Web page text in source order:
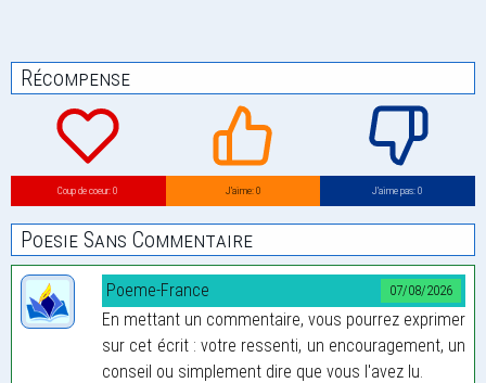
Récompense
Coup de coeur: 0 J’aime: 0 J’aime pas: 0
Poesie Sans Commentaire
07/08/2026
Poeme-France
En mettant un commentaire, vous pourrez exprimer
sur cet écrit : votre ressenti, un encouragement, un
conseil ou simplement dire que vous l'avez lu.